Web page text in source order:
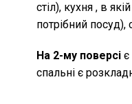
стіл), кухня , в
потрібний
На 2-му поверсі є
спальні є